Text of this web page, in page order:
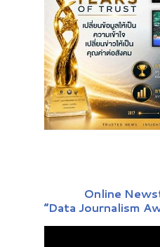
Online
“Data Journalism